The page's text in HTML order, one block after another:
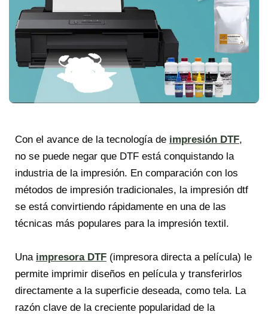
Con el avance de la tecnología de impresión DTF,
no se puede negar que DTF está conquistando la
industria de la impresión. En comparación con los
métodos de impresión tradicionales, la impresión dtf
se está convirtiendo rápidamente en una de las
técnicas más populares para la impresión textil.
Una impresora DTF (impresora directa a película) le
permite imprimir diseños en película y transferirlos
directamente a la superficie deseada, como tela. La
razón clave de la creciente popularidad de la